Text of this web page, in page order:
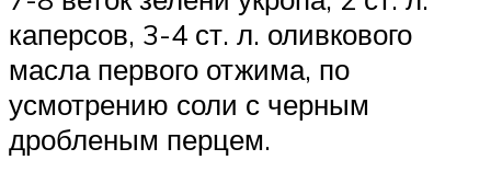
каперсов, 3-4 ст. л. оливкового
масла первого отжима, по
усмотрению соли с черным
дробленым перцем.